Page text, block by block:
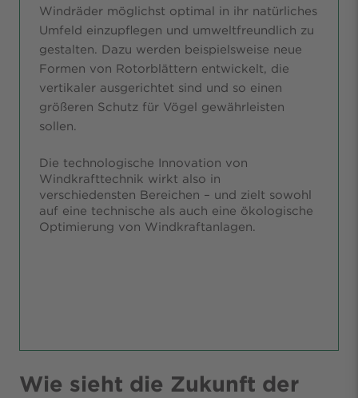
Windräder möglichst optimal in ihr natürliches
Umfeld einzupflegen und umweltfreundlich zu
gestalten. Dazu werden beispielsweise neue
Formen von Rotorblättern entwickelt, die
vertikaler ausgerichtet sind und so einen
größeren Schutz für Vögel gewährleisten
sollen.
Die technologische Innovation von
Windkrafttechnik wirkt also in
verschiedensten Bereichen – und zielt sowohl
auf eine technische als auch eine ökologische
Optimierung von Windkraftanlagen.
Wie sieht die Zukunft der